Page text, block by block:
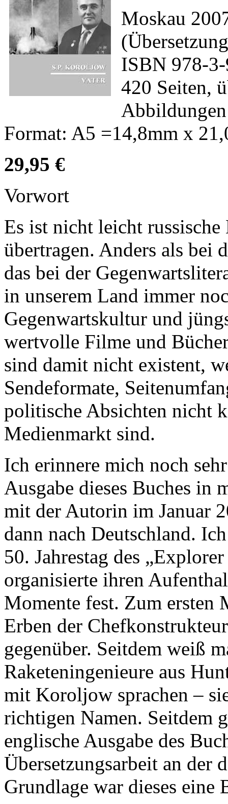
Moskau
ISBN 978-
420 Seiten,
Abbildungen
Format: A5 =14,8mm x
29,95 €
Vorwort
Es ist nicht leicht
übertragen. Anders als bei
das bei der
in unserem Land immer
Gegenwartskultur und
wertvolle Filme und
sind damit nicht existent,
Sendeformate,
politische Absichten nicht
Medienmarkt sind.
Ich erinnere mich noch
Ausgabe dieses Buches in
mit der Autorin im Januar
dann nach Deutschland.
50. Jahrestag des
organisierte ihren
Momente fest. Zum ersten
Erben der
gegenüber. Seitdem weiß
Raketeningenieure aus
mit Koroljow sprachen –
richtigen Namen. Seitdem
englische Ausgabe des
Übersetzungsarbeit an der
Grundlage war dieses eine